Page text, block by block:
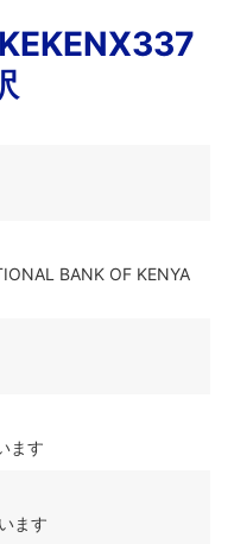
BANK OF KENYA
ます
ます